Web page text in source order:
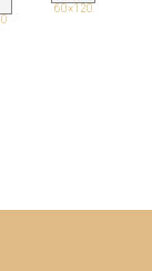
120×60